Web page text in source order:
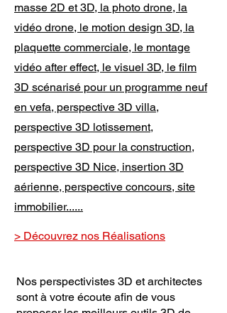
masse 2D et 3D, la photo drone, la
vidéo drone, le motion design 3D, la
plaquette commerciale, le montage
vidéo after effect, le visuel 3D, le film
3D scénarisé pour un programme neuf
en vefa, perspective 3D villa,
perspective 3D lotissement,
perspective 3D pour la construction,
perspective 3D Nice, insertion 3D
aérienne, perspective concours, site
immobilier......
> Découvrez nos Réalisations
Nos perspectivistes 3D et architectes
sont à votre écoute afin de vous